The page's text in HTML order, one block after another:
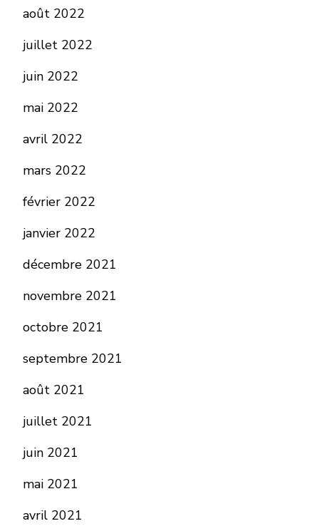
août 2022
juillet 2022
juin 2022
mai 2022
avril 2022
mars 2022
février 2022
janvier 2022
décembre 2021
novembre 2021
octobre 2021
septembre 2021
août 2021
juillet 2021
juin 2021
mai 2021
avril 2021